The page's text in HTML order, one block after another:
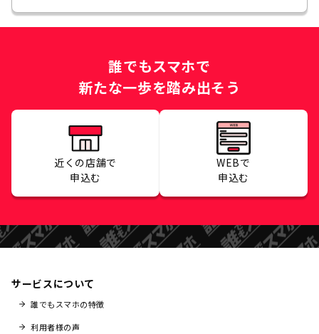
誰でもスマホで
新たな一歩を踏み出そう
近くの店舗で
申込む
WEBで
申込む
サービスについて
誰でもスマホの特徴
利用者様の声